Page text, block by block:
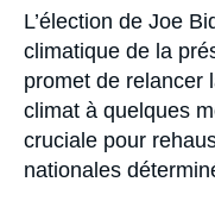
Accroche
L’élection de Joe
climatique de la
promet de relancer
climat à quelques
cruciale pour
nationales